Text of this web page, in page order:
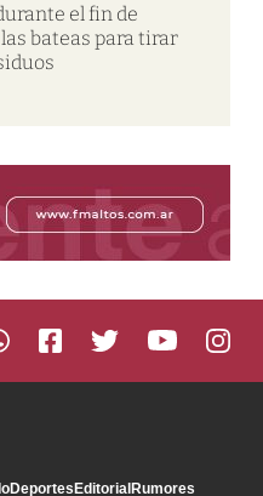
el fin de
bateas para tirar
DeportesEditorialRumores